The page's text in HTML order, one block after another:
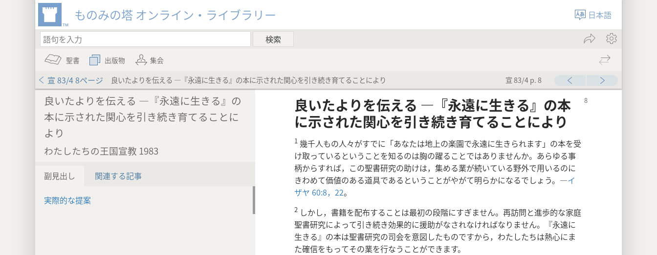
ものみの塔 オンライン・ライブラリー 日本語
聖書 出版物 集会
宣 83/4 8ページ 良いたよりを伝える ―『永遠に生きる』の本に示された関心を引き続き育てることにより 宣 83/4 p. 8
良いたよりを伝える ―『永遠に生きる』の
本に示された関心を引き続き育てることに
より
わたしたちの王国宣教 1983
副見出し 関連する記事
実際的な提案
良いたよりを伝える ―『永遠に生きる』の本
に示された関心を引き続き育てることにより
1 幾千人もの人々がすでに「あなたは地上の楽園で永遠に生きられます」の本を受
け取っているということを知るのは胸の躍ることではありませんか。あらゆる事
柄からすれば，この聖書研究の助けは，集める業が続いている野外で用いるのに
きわめて価値のある道具であるということがやがて明らかになるでしょう。―イ
ザヤ 60:8， 22。
2 しかし，書籍を配布することは最初の段階にすぎません。再訪問と進歩的な家庭
聖書研究によって引き続き効果的に援助がなされなければなりません。『永遠に
生きる』の本は聖書研究の司会を意図したものですから，わたしたちは熱心にま
た確信をもってその業を行なうことができます。